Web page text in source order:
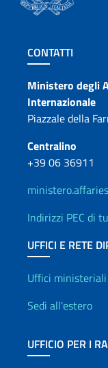
Sezione
CONTATTI
Contatti
Ministero degli
Internazionale
Piazzale della
Centralino
+39 06 36911
Indirizzi PEC di
UFFICI E RETE
Uffici e
Uffici ministeriali
Sedi all'estero
UFFICIO PER I